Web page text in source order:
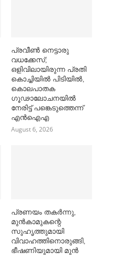
പ്രവീൺ നെട്ടാരു
വധക്കേസ്;
ഒളിവിലായിരുന്ന പ്രതി
കൊച്ചിയിൽ പിടിയിൽ,
കൊലപാതക
ഗൂഢാലോചനയിൽ
നേരിട്ട് പങ്കെടുത്തെന്ന്
എൻഐഎ
August 6, 2026
പ്രണയം തകര്‍ന്നു,
മുൻകാമുകന്റെ
സുഹൃത്തുമായി
വിവാഹത്തിനൊരുങ്ങി,
ഭീഷണിയുമായി മുൻ